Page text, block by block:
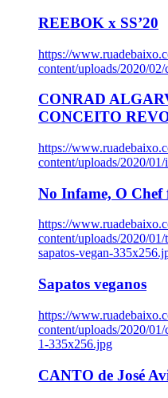
REEBOK x SS’20
https://
content/uploads/2020/
CONRAD
CONCEITO
https://
content/uploads/2020/
No Infame, O Chef
https://
content/uploads/2020/
sapatos-vegan-
Sapatos veganos
https://
content/uploads/2020/
1-335x256.jpg
CANTO de José